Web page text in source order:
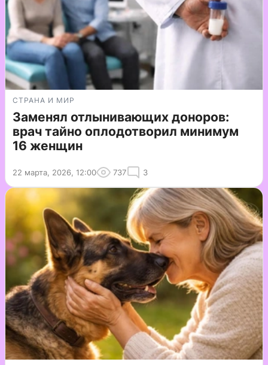
СТРАНА И МИР
Заменял отлынивающих доноров:
врач тайно оплодотворил минимум
16 женщин
22 марта, 2026, 12:00 737 3